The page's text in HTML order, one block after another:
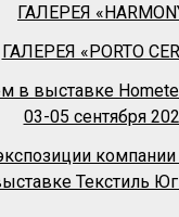
ГАЛЕРЕЯ
ГАЛЕРЕЯ «PORTO
в выставке
03-05 сентября
Текстиль